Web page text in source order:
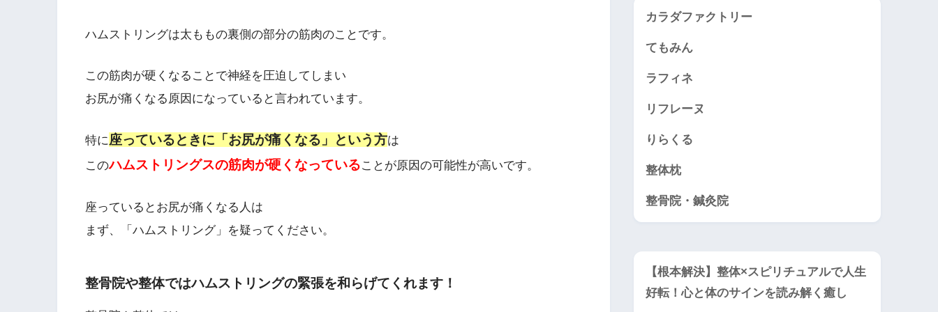
ハムストリングは太ももの裏側の部分の筋肉のことです。
この筋肉が硬くなることで神経を圧迫してしまい
お尻が痛くなる原因になっていると言われています。
特に座っているときに「お尻が痛くなる」という方は
このハムストリングスの筋肉が硬くなっていることが原因の可能性が高いです。
座っているとお尻が痛くなる人は
まず、「ハムストリング」を疑ってください。
整骨院や整体ではハムストリングの緊張を和らげてくれます！
カラダファクトリー
てもみん
ラフィネ
リフレーヌ
りらくる
整体枕
整骨院・鍼灸院
【根本解決】整体×スピリチュアルで人生
好転！心と体のサインを読み解く癒し